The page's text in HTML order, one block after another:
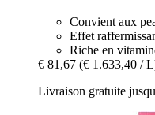
Convient aux
Effet
Riche en
€ 81,67 (€ 1.633,40 /
Livraison gratuite